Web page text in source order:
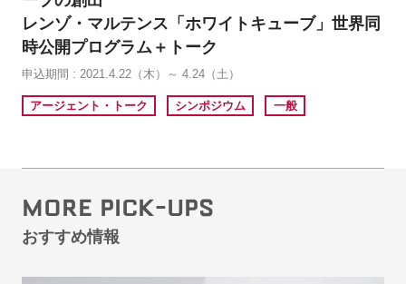
レンゾ・マルテンス「ホワイトキューブ」世界同
時公開プログラム＋トーク
申込期間 : 2021.4.22（木）～ 4.24（土）
アージェント・トーク シンポジウム 一般
MORE PICK-UPS
おすすめ情報